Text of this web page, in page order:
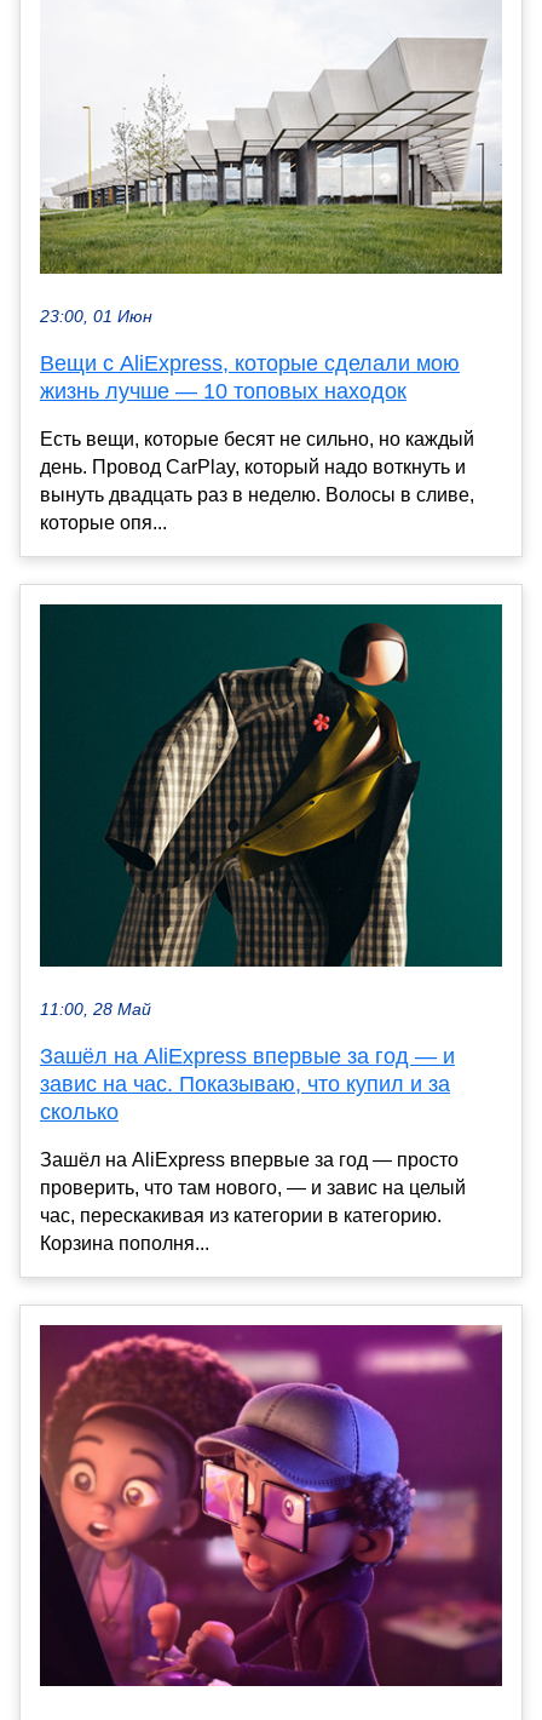
23:00, 01 Июн
Вещи с AliExpress, которые сделали мою
жизнь лучше — 10 топовых находок
Есть вещи, которые бесят не сильно, но каждый
день. Провод CarPlay, который надо воткнуть и
вынуть двадцать раз в неделю. Волосы в сливе,
которые опя...
11:00, 28 Май
Зашёл на AliExpress впервые за год — и
завис на час. Показываю, что купил и за
сколько
Зашёл на AliExpress впервые за год — просто
проверить, что там нового, — и завис на целый
час, перескакивая из категории в категорию.
Корзина пополня...